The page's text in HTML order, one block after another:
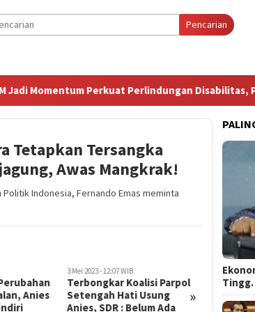
Pencarian
Momentum Perkuat Perlindungan Disabilitas,
Tetapkan Tersangka
Awas Mangkrak!
Indonesia, Fernando Emas meminta
»
Anies
3 Mei 2023 - 12:07 WIB
Terbongkar Koalisi Parpol
Setengah Hati Usung
Anies, SDR : Belum Ada
28 April 2023
Hukum,